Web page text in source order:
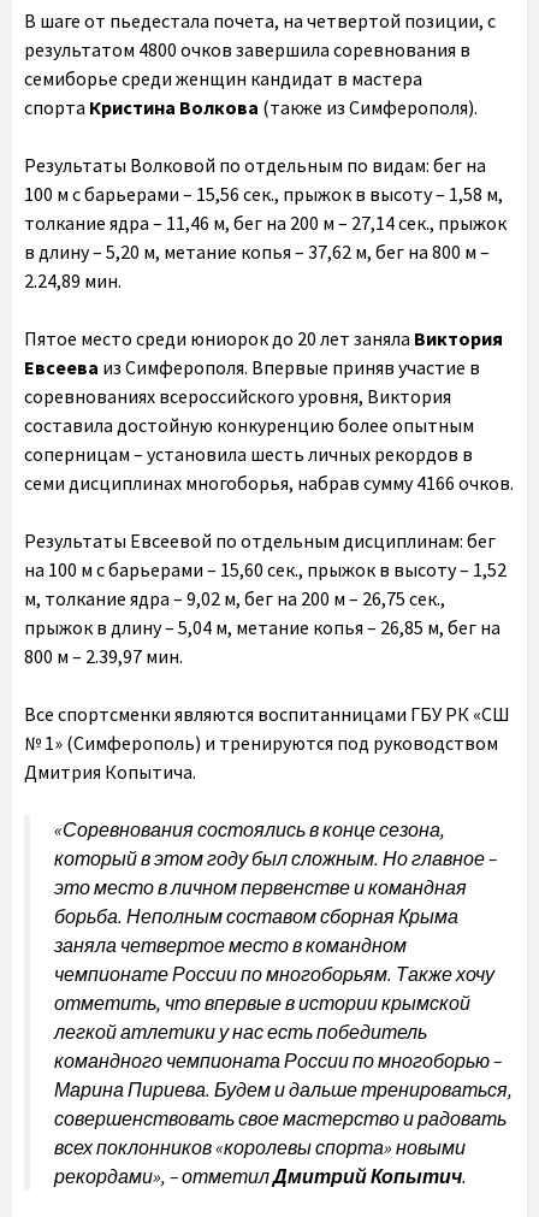
В шаге от пьедестала почета, на четвертой позиции, с
результатом 4800 очков завершила соревнования в
семиборье среди женщин кандидат в мастера
спорта Кристина Волкова (также из Симферополя).
Результаты Волковой по отдельным по видам: бег на
100 м с барьерами – 15,56 сек., прыжок в высоту – 1,58 м,
толкание ядра – 11,46 м, бег на 200 м – 27,14 сек., прыжок
в длину – 5,20 м, метание копья – 37,62 м, бег на 800 м –
2.24,89 мин.
Пятое место среди юниорок до 20 лет заняла Виктория
Евсеева из Симферополя. Впервые приняв участие в
соревнованиях всероссийского уровня, Виктория
составила достойную конкуренцию более опытным
соперницам – установила шесть личных рекордов в
семи дисциплинах многоборья, набрав сумму 4166 очков.
Результаты Евсеевой по отдельным дисциплинам: бег
на 100 м с барьерами – 15,60 сек., прыжок в высоту – 1,52
м, толкание ядра – 9,02 м, бег на 200 м – 26,75 сек.,
прыжок в длину – 5,04 м, метание копья – 26,85 м, бег на
800 м – 2.39,97 мин.
Все спортсменки являются воспитанницами ГБУ РК «СШ
№ 1» (Симферополь) и тренируются под руководством
Дмитрия Копытича.
«Соревнования состоялись в конце сезона,
который в этом году был сложным. Но главное –
это место в личном первенстве и командная
борьба. Неполным составом сборная Крыма
заняла четвертое место в командном
чемпионате России по многоборьям. Также хочу
отметить, что впервые в истории крымской
легкой атлетики у нас есть победитель
командного чемпионата России по многоборью –
Марина Пириева. Будем и дальше тренироваться,
совершенствовать свое мастерство и радовать
всех поклонников «королевы спорта» новыми
рекордами», –отметилДмитрий Копытич.